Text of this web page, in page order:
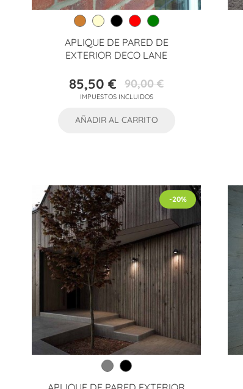
APLIQUE DE PARED DE
EXTERIOR DECO LANE
Precio
85,50 €Precio
base
90,00 €
IMPUESTOS INCLUIDOS
AÑADIR AL CARRITO
-20%